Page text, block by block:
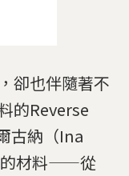
卻也伴隨著不
的Reverse
古納（Ina
的材料——從